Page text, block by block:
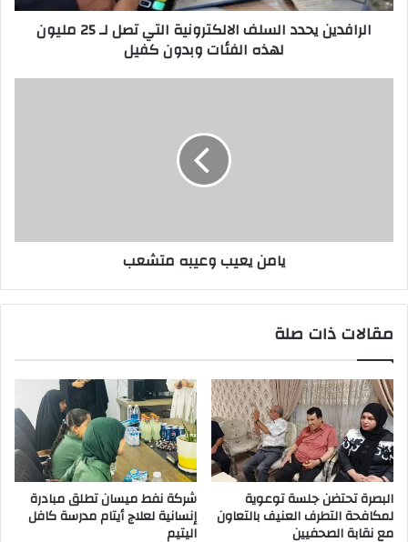
مليون
الرافدين يحدد السلف الالكترونية التي تصل لـ 25 مليون
لهذه الفئات وبدون كفيل
يامن يعيب وعيبه متشعب
مقالات ذات صلة
البصرة تحتضن جلسة توعوية
لمكافحة التطرف العنيف بالتعاون
مع نقابة الصحفيين
شركة نفط ميسان تطلق مبادرة
إنسانية لعلاج أيتام مدرسة كافل
اليتيم